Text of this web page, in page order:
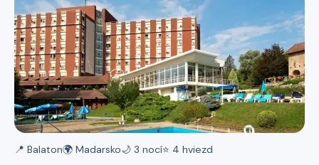
📍 Balaton🌍 Madarsko🌙 3 nocí⭐ 4 hviezd